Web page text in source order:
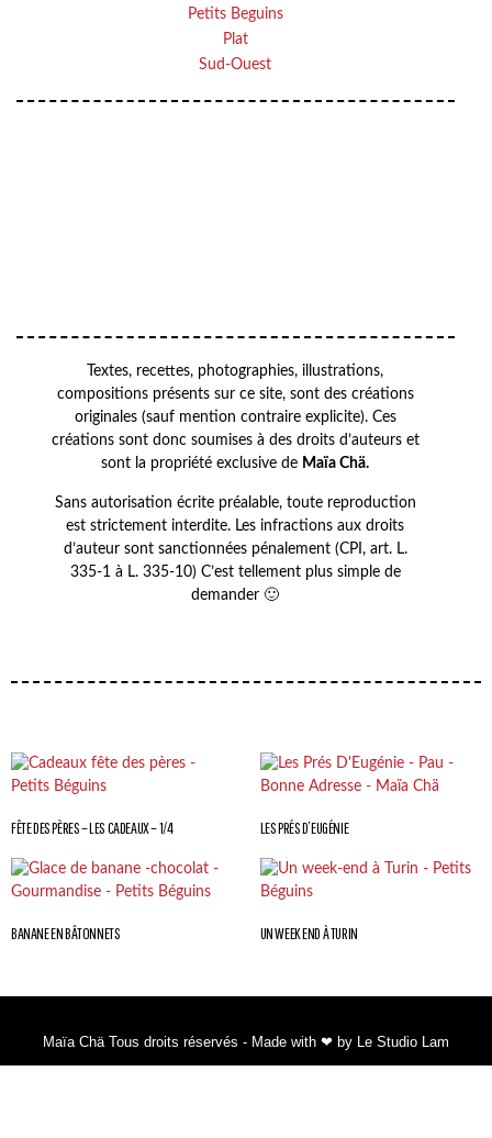
Petits Beguins
Plat
Sud-Ouest
Textes, recettes, photographies, illustrations,
compositions présents sur ce site, sont des créations
originales (sauf mention contraire explicite). Ces
créations sont donc soumises à des droits d’auteurs et
sont la propriété exclusive de Maïa Chä.
Sans autorisation écrite préalable, toute reproduction
est strictement interdite. Les infractions aux droits
d’auteur sont sanctionnées pénalement (CPI, art. L.
335-1 à L. 335-10) C’est tellement plus simple de
demander 🙂
FÊTE DES PÈRES – LES CADEAUX – 1/4 LES PRÉS D’EUGÉNIE
BANANE EN BÂTONNETS UN WEEK END À TURIN
Maïa Chä Tous droits réservés - Made with ❤ by Le Studio Lam